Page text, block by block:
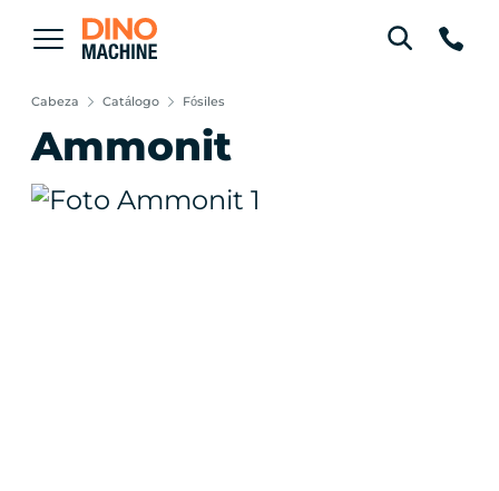
Cabeza Catálogo Fósiles
Ammonit